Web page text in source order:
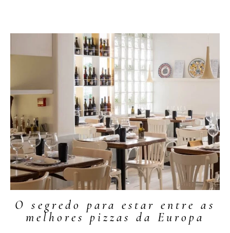
O segredo para estar entre as
melhores pizzas da Europa